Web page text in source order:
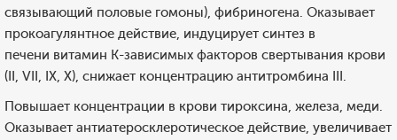
связывающий половые гомоны), фибриногена. Оказывает
прокоагулянтное действие, индуцирует синтез в
печени витамин К-зависимых факторов свертывания крови
(II, VII, IX, X), снижает концентрацию антитромбина III.
Повышает концентрации в крови тироксина, железа, меди.
Оказывает антиатеросклеротическое действие, увеличивает